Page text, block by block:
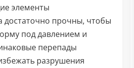
элементы
достаточно прочны, чтобы
под давлением и
перепады
разрушения